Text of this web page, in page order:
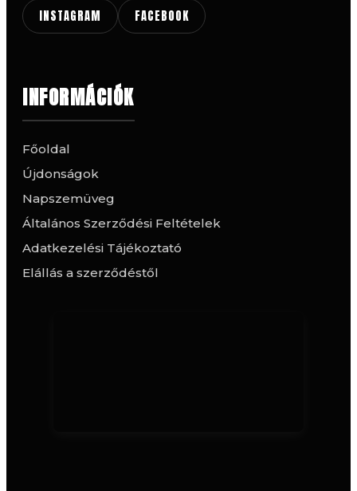
INSTAGRAM FACEBOOK
INFORMÁCIÓK
Főoldal
Újdonságok
Napszemüveg
Általános Szerződési Feltételek
Adatkezelési Tájékoztató
Elállás a szerződéstől